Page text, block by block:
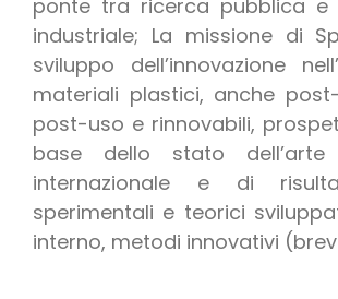
ponte tra ricerca pubblica e
industriale; La missione di
sviluppo dell’innovazione
materiali plastici, anche
post-uso e rinnovabili,
base dello stato
internazionale e di
sperimentali e teorici
interno, metodi innovativi